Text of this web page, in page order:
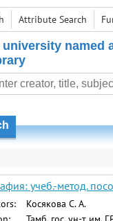
Attribute Search
named
учеб.-метод.
Косякова С. А.